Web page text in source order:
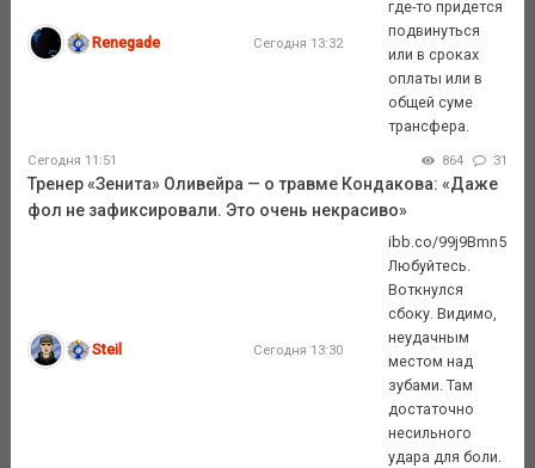
Renegade Сегодня 13:32
где-то придется
подвинуться
или в сроках
оплаты или в
общей суме
трансфера.
Сегодня 11:51 864 31
Тренер «Зенита» Оливейра — о травме Кондакова: «Даже
фол не зафиксировали. Это очень некрасиво»
Steil Сегодня 13:30
ibb.co/99j9Bmn5
Любуйтесь.
Воткнулся
сбоку. Видимо,
неудачным
местом над
зубами. Там
достаточно
несильного
удара для боли.